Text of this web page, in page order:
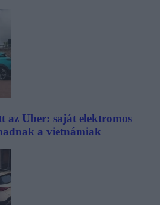
az Uber: saját elektromos
a vietnámiak